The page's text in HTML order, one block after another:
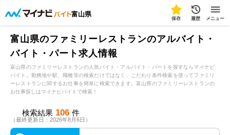
富山県
保存 履歴 メニュー
富山県のファミリーレストランのアルバイト・
バイト・パート求人情報
富山県のファミリーレストランの人気バイト・アルバイト・パートを探すならマイナビ
バイト。勤務地や駅、職種等の検索だけではなく、こだわり条件検索を使ってファミリ
ーレストランに関するお仕事を簡単に検索できます。富山県のファミリーレストランの
お仕事探しはマイナビバイトで検索！
検索結果 106 件
（最終更新日：2026年8月6日）